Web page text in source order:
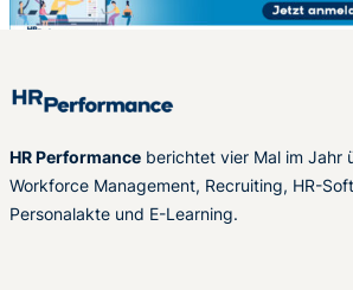
HR Performance berichtet vier Mal im Jahr
Workforce Management, Recruiting, HR-
Personalakte und E-Learning.